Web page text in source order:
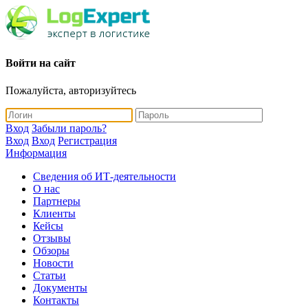
Войти на сайт
Пожалуйста, авторизуйтесь
Вход Забыли пароль?
Вход Вход Регистрация
Информация
Сведения об ИТ-деятельности
О нас
Партнеры
Клиенты
Кейсы
Отзывы
Обзоры
Новости
Статьи
Документы
Контакты